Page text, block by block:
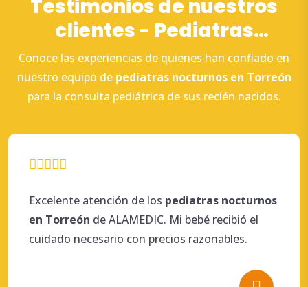
Testimonios de nuestros
clientes - Pediatras
nocturnos en Torreón
Conoce las experiencias de quienes han confiado en
nuestro equipo de pediatras nocturnos en Torreón
para la consulta pediátrica de sus recién nacidos.
Excelente atención de los pediatras nocturnos
en Torreón de ALAMEDIC. Mi bebé recibió el
cuidado necesario con precios razonables.